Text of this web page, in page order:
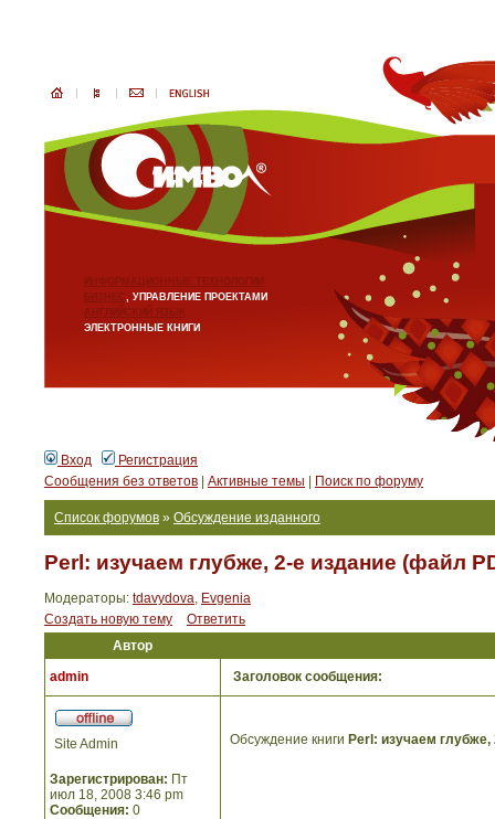
ИНФОРМАЦИОННЫЕ ТЕХНОЛОГИИ
БИЗНЕС, УПРАВЛЕНИЕ ПРОЕКТАМИ
АНГЛИЙСКИЙ ЯЗЫК
ЭЛЕКТРОННЫЕ КНИГИ
Вход
Регистрация
Сообщения без ответов
Активные темы Поиск по форуму
Список форумов » Обсуждение изданного
Perl: изучаем глубже, 2-е издание (файл
Модераторы: tdavydova, Evgenia
Создать новую тему
Ответить
Автор
admin
Заголовок сообщения:
Site Admin
Зарегистрирован: Пт
июл 18, 2008 3:46 pm
Сообщения: 0
Обсуждение книги Perl: изучаем